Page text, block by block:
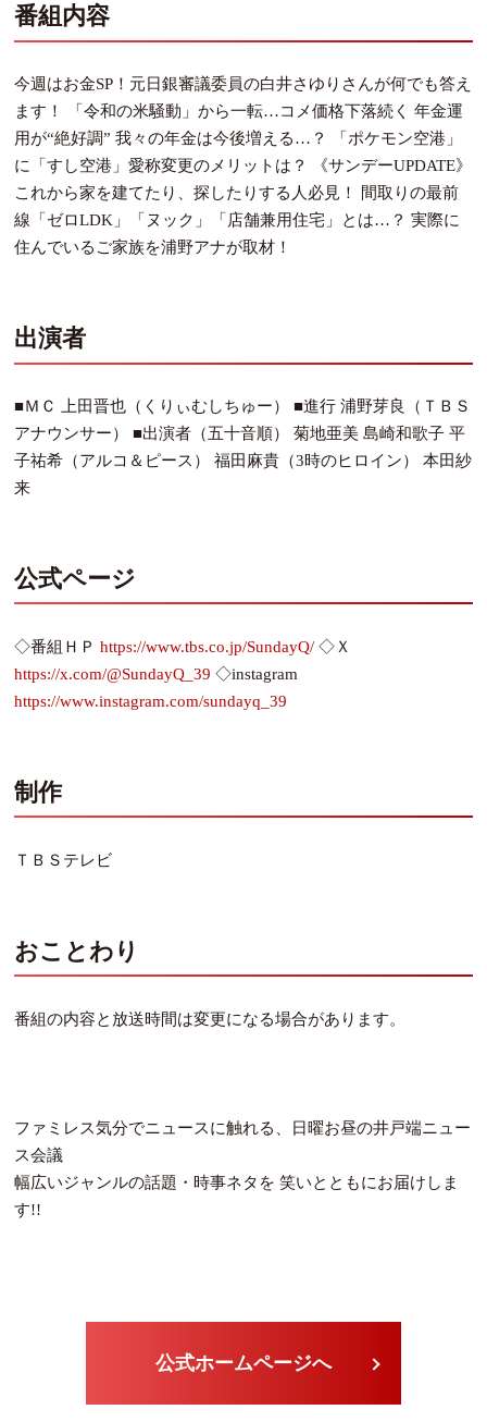
番組内容
今週はお金SP！元日銀審議委員の白井さゆりさんが何でも答え
ます！ 「令和の米騒動」から一転…コメ価格下落続く 年金運
用が“絶好調” 我々の年金は今後増える…？ 「ポケモン空港」
に「すし空港」愛称変更のメリットは？ 《サンデーUPDATE》
これから家を建てたり、探したりする人必見！ 間取りの最前
線「ゼロLDK」「ヌック」「店舗兼用住宅」とは…？ 実際に
住んでいるご家族を浦野アナが取材！
出演者
■ＭＣ 上田晋也（くりぃむしちゅー） ■進行 浦野芽良（ＴＢＳ
アナウンサー） ■出演者（五十音順） 菊地亜美 島崎和歌子 平
子祐希（アルコ＆ピース） 福田麻貴（3時のヒロイン） 本田紗
来
公式ページ
◇番組ＨＰhttps://www.tbs.co.jp/SundayQ/ ◇Ｘ
https://x.com/@SundayQ_39 ◇instagram
https://www.instagram.com/sundayq_39
制作
ＴＢＳテレビ
おことわり
番組の内容と放送時間は変更になる場合があります。
ファミレス気分でニュースに触れる、日曜お昼の井戸端ニュー
ス会議
幅広いジャンルの話題・時事ネタを 笑いとともにお届けしま
す!!
公式ホームページへ